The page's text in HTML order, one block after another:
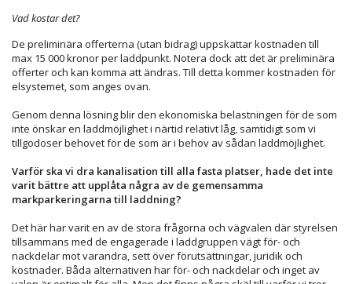
Vad kostar det?
De preliminära offerterna (utan bidrag) uppskattar kostnaden till
max 15 000 kronor per laddpunkt. Notera dock att det är preliminära
offerter och kan komma att ändras. Till detta kommer kostnaden för
elsystemet, som anges ovan.
Genom denna lösning blir den ekonomiska belastningen för de som
inte önskar en laddmöjlighet i närtid relativt låg, samtidigt som vi
tillgodoser behovet för de som är i behov av sådan laddmöjlighet.
Varför ska vi dra kanalisation till alla fasta platser, hade det inte
varit bättre att upplåta några av de gemensamma
markparkeringarna till laddning?
Det här har varit en av de stora frågorna och vägvalen där styrelsen
tillsammans med de engagerade i laddgruppen vägt för- och
nackdelar mot varandra, sett över förutsättningar, juridik och
kostnader. Båda alternativen har för- och nackdelar och inget av